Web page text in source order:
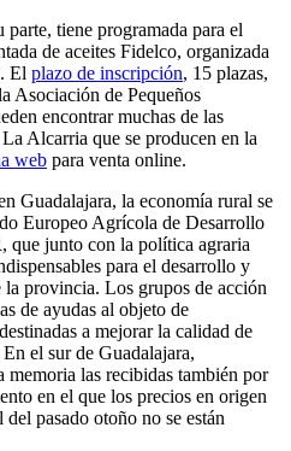
parte, tiene programada para el
de aceites Fidelco, organizada
. El plazo de inscripción, 15 plazas,
Asociación de Pequeños
encontrar muchas de las
Alcarria que se producen en la
web para venta online.
Guadalajara, la economía rural se
Europeo Agrícola de Desarrollo
, que junto con la política agraria
para el desarrollo y
provincia. Los grupos de acción
de ayudas al objeto de
a mejorar la calidad de
el sur de Guadalajara,
memoria las recibidas también por
en el que los precios en origen
pasado otoño no se están